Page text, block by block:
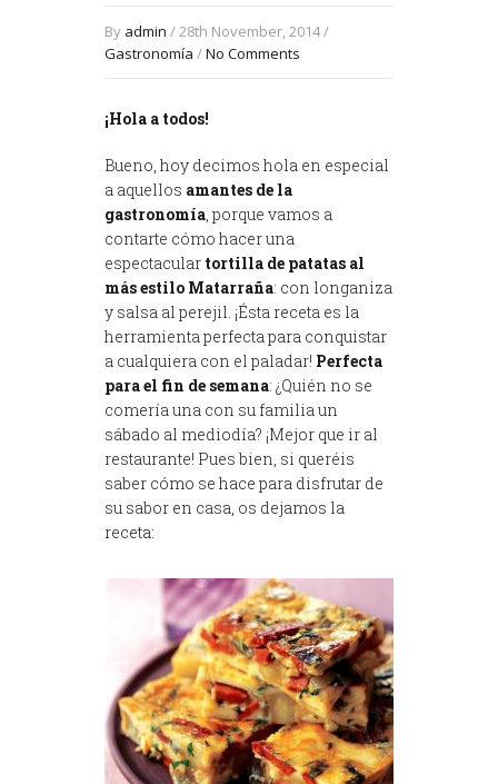
By admin / 28th November, 2014 /
Gastronomía /No Comments
¡Hola a todos!
Bueno, hoy decimos hola en especial
a aquellos amantes de la
gastronomía, porque vamos a
contarte cómo hacer una
espectacular tortilla de patatas al
más estilo Matarraña: con longaniza
y salsa al perejil. ¡Ésta receta es la
herramienta perfecta para conquistar
a cualquiera con el paladar! Perfecta
para el fin de semana: ¿Quién no se
comería una con su familia un
sábado al mediodía? ¡Mejor que ir al
restaurante! Pues bien, si queréis
saber cómo se hace para disfrutar de
su sabor en casa, os dejamos la
receta: